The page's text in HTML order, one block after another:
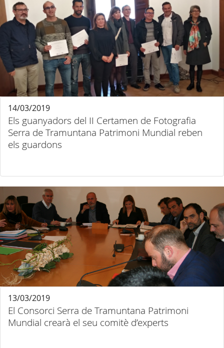
Els guanyadors del II Certamen de Fotografia
Serra de Tramuntana Patrimoni Mundial reben
els guardons
14/03/2019
El Consorci Serra de Tramuntana Patrimoni
Mundial crearà el seu comitè d’experts
13/03/2019